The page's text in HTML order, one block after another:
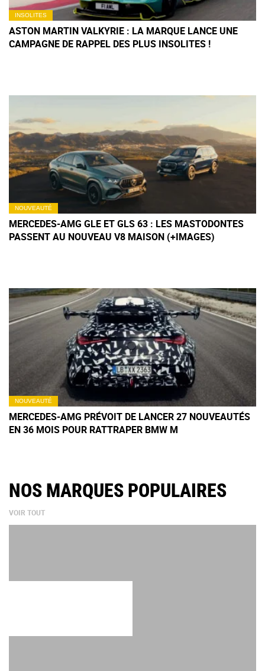
INSOLITES
ASTON MARTIN VALKYRIE : LA MARQUE LANCE UNE
CAMPAGNE DE RAPPEL DES PLUS INSOLITES !
NOUVEAUTÉ
MERCEDES-AMG GLE ET GLS 63 : LES MASTODONTES
PASSENT AU NOUVEAU V8 MAISON (+IMAGES)
NOUVEAUTÉ
MERCEDES-AMG PRÉVOIT DE LANCER 27 NOUVEAUTÉS
EN 36 MOIS POUR RATTRAPER BMW M
NOS MARQUES POPULAIRES
VOIR TOUT